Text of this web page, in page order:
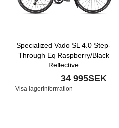
Specialized Vado SL 4.0 Step-
Through Eq Raspberry/Black
Reflective
34 995SEK
Visa lagerinformation